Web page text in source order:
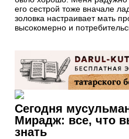
его сестрой тоже вначале
золовка настраивает мать
высокомерно и
Сегодня
Мирадж: все, что
знать